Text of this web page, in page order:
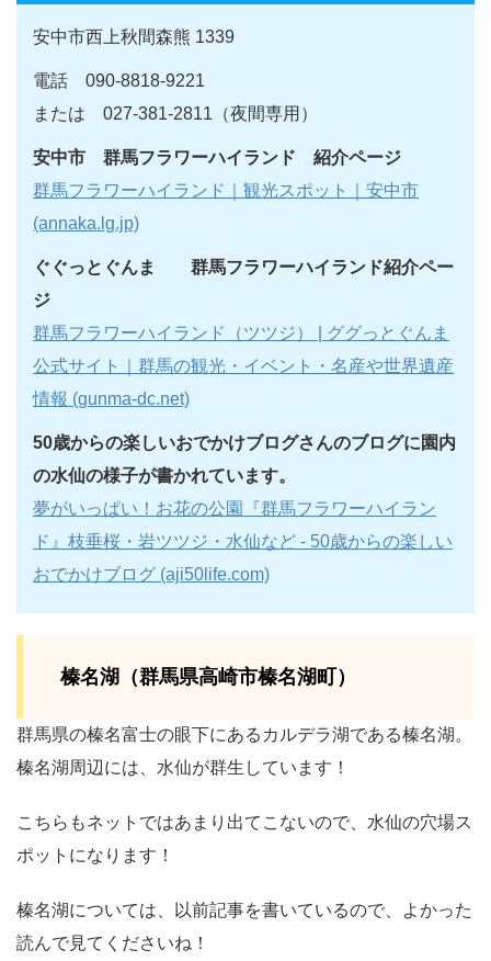
安中市西上秋間森熊 1339
電話 090-8818-9221
または 027-381-2811（夜間専用）
安中市 群馬フラワーハイランド 紹介ページ
群馬フラワーハイランド｜観光スポット｜安中市
(annaka.lg.jp)
ぐぐっとぐんま 群馬フラワーハイランド紹介ペー
ジ
群馬フラワーハイランド（ツツジ） | ググっとぐんま
公式サイト｜群馬の観光・イベント・名産や世界遺産
情報 (gunma-dc.net)
50歳からの楽しいおでかけブログさんのブログに園内
の水仙の様子が書かれています。
夢がいっぱい！お花の公園『群馬フラワーハイラン
ド』枝垂桜・岩ツツジ・水仙など - 50歳からの楽しい
おでかけブログ (aji50life.com)
榛名湖（群馬県高崎市榛名湖町）
群馬県の榛名富士の眼下にあるカルデラ湖である榛名湖。
榛名湖周辺には、水仙が群生しています！
こちらもネットではあまり出てこないので、水仙の穴場ス
ポットになります！
榛名湖については、以前記事を書いているので、よかった
読んで見てくださいね！